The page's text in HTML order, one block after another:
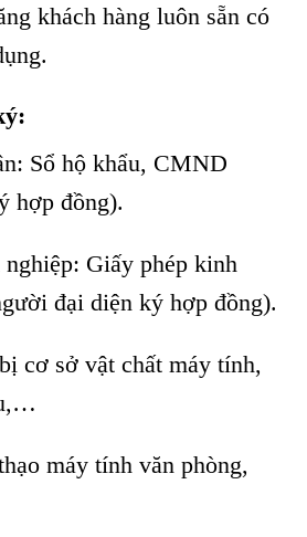
khách hàng luôn sẵn có
Sổ hộ khẩu, CMND
hợp đồng).
Giấy phép kinh
đại diện ký hợp đồng).
cơ sở vật chất máy tính,
máy tính văn phòng,